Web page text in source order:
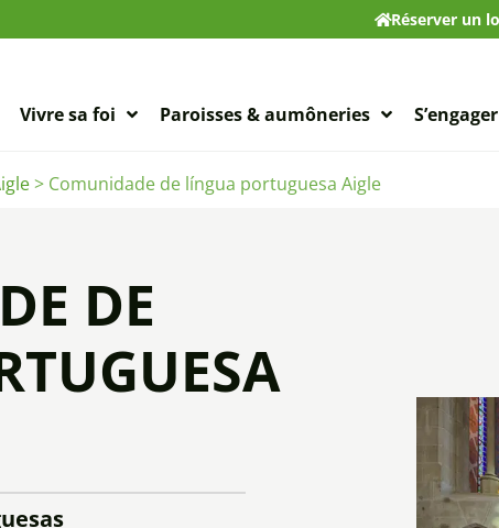
Réserver un
Vivre sa foi Paroisses & aumôneries S’engager
> Comunidade de língua portuguesa Aigle
DE